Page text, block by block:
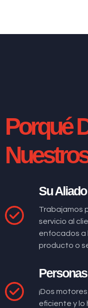
Porqué
Su
Trabajamos
servicio al
enfocados a
producto o
¡Dos
eficiente y lo